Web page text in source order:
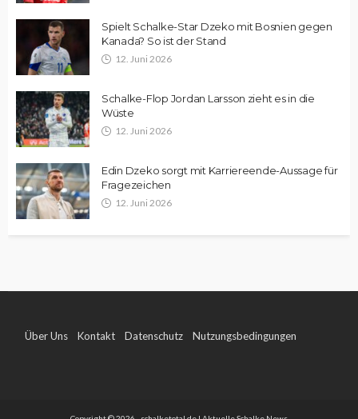
Spielt Schalke-Star Dzeko mit Bosnien gegen
Kanada? So ist der Stand
12. Juni 2026
Schalke-Flop Jordan Larsson zieht es in die
Wüste
12. Juni 2026
Edin Dzeko sorgt mit Karriereende-Aussage für
Fragezeichen
12. Juni 2026
Über Uns Kontakt Datenschutz Nutzungsbedingungen